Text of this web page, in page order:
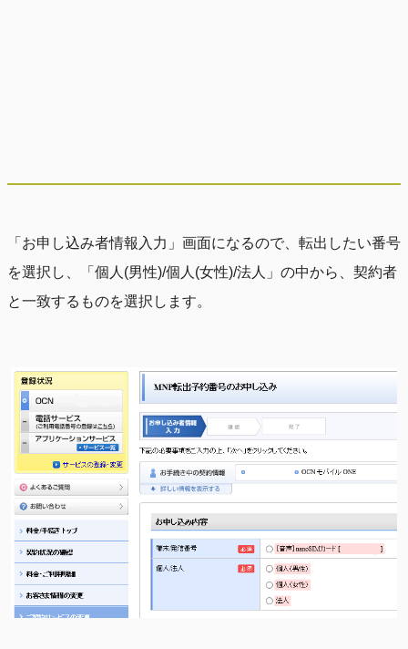
「お申し込み者情報入力」画面になるので、転出したい番号
を選択し、「個人(男性)/個人(女性)/法人」の中から、契約者
と一致するものを選択します。